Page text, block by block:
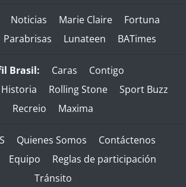
Noticias Marie Claire
Fortuna
Parabrisas Lunateen BATimes
Brasil: Caras
Contigo
Rolling Stone
Sport Buzz
Recreio
Maxima
Quienes Somos
Contáctenos
Equipo
Reglas de participación
Tránsito